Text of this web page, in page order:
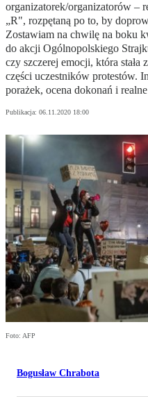
organizatorek/organizatorów –
„R", rozpętaną po to, by
Zostawiam na chwilę na boku
do akcji Ogólnopolskiego
czy szczerej emocji, która
części uczestników protestów.
porażek, ocena dokonań i
Publikacja: 06.11.2020 18:00
Foto: AFP
Bogusław Chrabota